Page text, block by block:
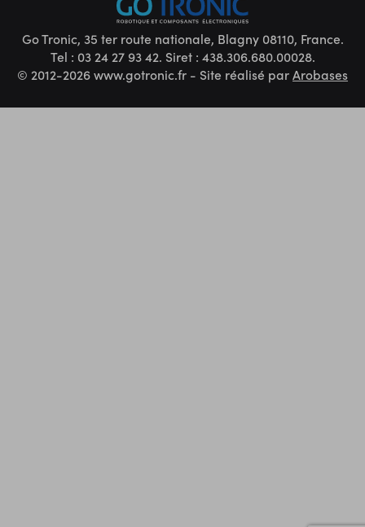
Go Tronic, 35 ter route nationale, Blagny 08110, France.
Tel : 03 24 27 93 42. Siret : 438.306.680.00028.
© 2012-2026 www.gotronic.fr - Site réalisé parArobases